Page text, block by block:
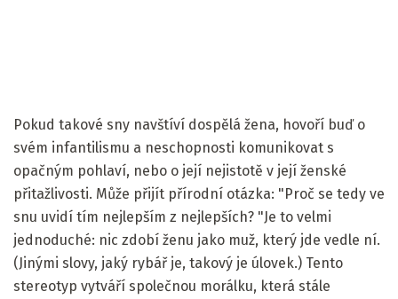
Pokud takové sny navštíví dospělá žena, hovoří buď o
svém infantilismu a neschopnosti komunikovat s
opačným pohlaví, nebo o její nejistotě v její ženské
přitažlivosti. Může přijít přírodní otázka: "Proč se tedy ve
snu uvidí tím nejlepším z nejlepších? "Je to velmi
jednoduché: nic zdobí ženu jako muž, který jde vedle ní.
(Jinými slovy, jaký rybář je, takový je úlovek.) Tento
stereotyp vytváří společnou morálku, která stále